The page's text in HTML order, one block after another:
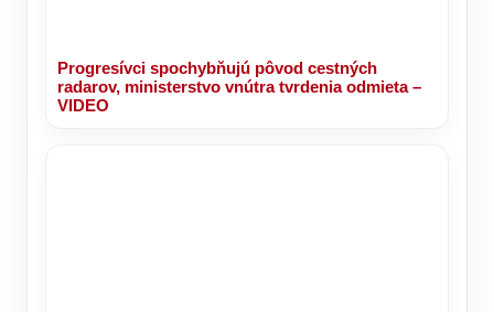
Progresívci spochybňujú pôvod cestných
radarov, ministerstvo vnútra tvrdenia odmieta –
VIDEO